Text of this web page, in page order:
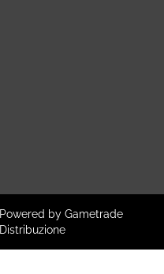
Powered by Gametrade
Distribuzione